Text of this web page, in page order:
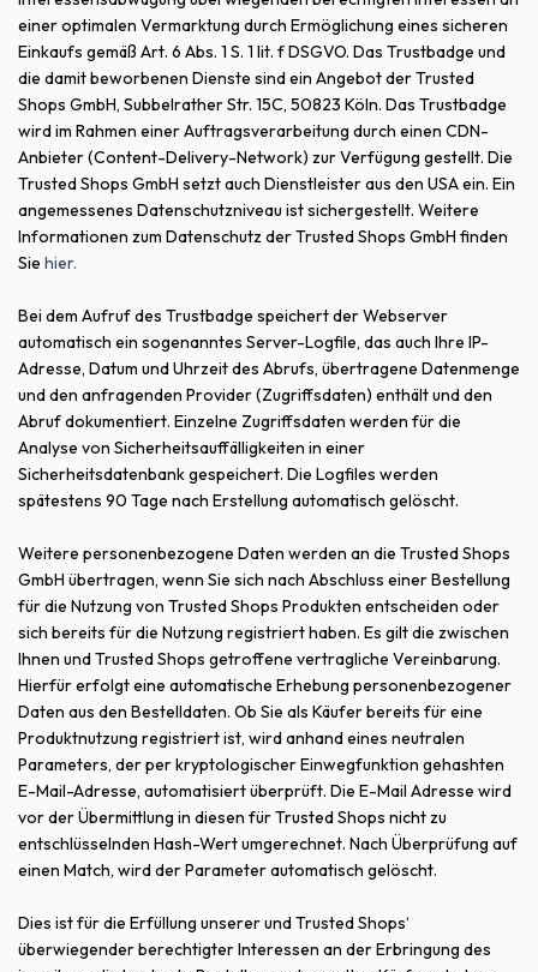
einer optimalen Vermarktung durch Ermöglichung eines sicheren
Einkaufs gemäß Art. 6 Abs. 1 S. 1 lit. f DSGVO. Das Trustbadge und
die damit beworbenen Dienste sind ein Angebot der Trusted
Shops GmbH, Subbelrather Str. 15C, 50823 Köln. Das Trustbadge
wird im Rahmen einer Auftragsverarbeitung durch einen CDN-
Anbieter (Content-Delivery-Network) zur Verfügung gestellt. Die
Trusted Shops GmbH setzt auch Dienstleister aus den USA ein. Ein
angemessenes Datenschutzniveau ist sichergestellt. Weitere
Informationen zum Datenschutz der Trusted Shops GmbH finden
Sie hier.
Bei dem Aufruf des Trustbadge speichert der Webserver
automatisch ein sogenanntes Server-Logfile, das auch Ihre IP-
Adresse, Datum und Uhrzeit des Abrufs, übertragene Datenmenge
und den anfragenden Provider (Zugriffsdaten) enthält und den
Abruf dokumentiert. Einzelne Zugriffsdaten werden für die
Analyse von Sicherheitsauffälligkeiten in einer
Sicherheitsdatenbank gespeichert. Die Logfiles werden
spätestens 90 Tage nach Erstellung automatisch gelöscht.
Weitere personenbezogene Daten werden an die Trusted Shops
GmbH übertragen, wenn Sie sich nach Abschluss einer Bestellung
für die Nutzung von Trusted Shops Produkten entscheiden oder
sich bereits für die Nutzung registriert haben. Es gilt die zwischen
Ihnen und Trusted Shops getroffene vertragliche Vereinbarung.
Hierfür erfolgt eine automatische Erhebung personenbezogener
Daten aus den Bestelldaten. Ob Sie als Käufer bereits für eine
Produktnutzung registriert ist, wird anhand eines neutralen
Parameters, der per kryptologischer Einwegfunktion gehashten
E-Mail-Adresse, automatisiert überprüft. Die E-Mail Adresse wird
vor der Übermittlung in diesen für Trusted Shops nicht zu
entschlüsselnden Hash-Wert umgerechnet. Nach Überprüfung auf
einen Match, wird der Parameter automatisch gelöscht.
Dies ist für die Erfüllung unserer und Trusted Shops‘
überwiegender berechtigter Interessen an der Erbringung des